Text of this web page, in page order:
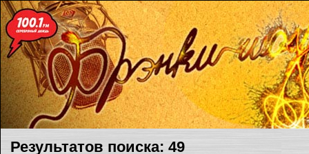
Результатов поиска: 49